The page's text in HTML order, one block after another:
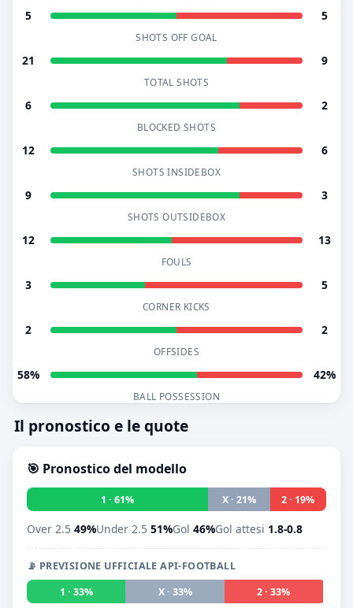
5 5
SHOTS OFF GOAL
21 9
TOTAL SHOTS
6 2
BLOCKED SHOTS
12 6
SHOTS INSIDEBOX
9 3
SHOTS OUTSIDEBOX
12 13
FOULS
3 5
CORNER KICKS
2 2
OFFSIDES
58% 42%
BALL POSSESSION
Il pronostico e le quote
🎯 Pronostico del modello
1 · 61% X · 21% 2 · 19%
Over 2.5 49%Under 2.5 51%Gol 46%Gol attesi 1.8-0.8
📡 PREVISIONE UFFICIALE API-FOOTBALL
1 · 33%
X · 33% 2 · 33%